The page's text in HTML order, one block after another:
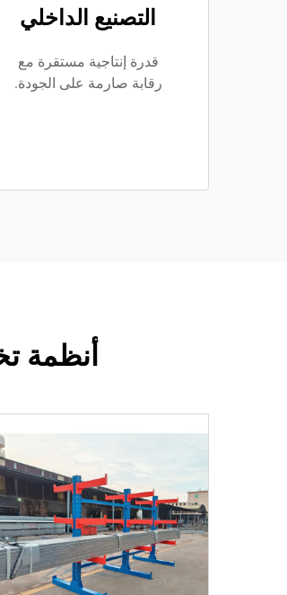
التصنيع الداخلي
قدرة إنتاجية مستقرة مع
رقابة صارمة على الجودة.
أنظمة